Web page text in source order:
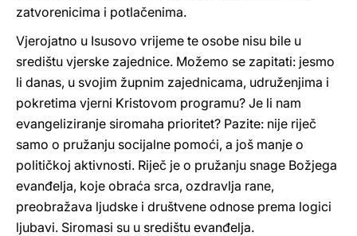
zatvorenicima i potlačenima.
Vjerojatno u Isusovo vrijeme te osobe nisu bile u
središtu vjerske zajednice. Možemo se zapitati: jesmo
li danas, u svojim župnim zajednicama, udruženjima i
pokretima vjerni Kristovom programu? Je li nam
evangeliziranje siromaha prioritet? Pazite: nije riječ
samo o pružanju socijalne pomoći, a još manje o
političkoj aktivnosti. Riječ je o pružanju snage Božjega
evanđelja, koje obraća srca, ozdravlja rane,
preobražava ljudske i društvene odnose prema logici
ljubavi. Siromasi su u središtu evanđelja.